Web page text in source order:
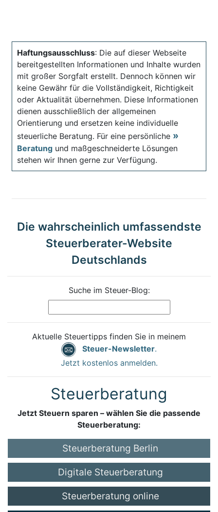
Haftungsausschluss: Die auf dieser Webseite
bereitgestellten Informationen und Inhalte wurden
mit großer Sorgfalt erstellt. Dennoch können wir
keine Gewähr für die Vollständigkeit, Richtigkeit
oder Aktualität übernehmen. Diese Informationen
dienen ausschließlich der allgemeinen
Orientierung und ersetzen keine individuelle
steuerliche Beratung. Für eine persönliche
Beratung und maßgeschneiderte Lösungen
stehen wir Ihnen gerne zur Verfügung.
Die wahrscheinlich umfassendste
Steuerberater-Website
Deutschlands
Suche im Steuer-Blog:
Aktuelle Steuertipps finden Sie in meinem
Steuer-Newsletter.
Jetzt kostenlos anmelden.
Steuerberatung
Jetzt Steuern sparen – wählen Sie die passende
Steuerberatung:
Steuerberatung Berlin
Digitale Steuerberatung
Steuerberatung online